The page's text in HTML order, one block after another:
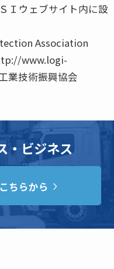
Ｉウェブサイト内に設
Association
www.logi-
業技術振興協会
・ビジネス
ちらから